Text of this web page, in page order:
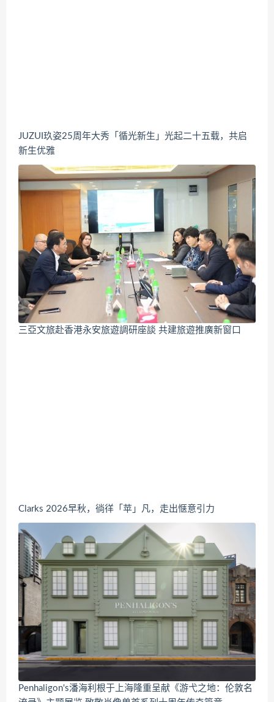
JUZUI玖姿25周年大秀「循光新生」光起二十五载，共启
新生优雅
三亞文旅赴香港永安旅遊調研座談 共建旅遊推廣新窗口
Clarks 2026早秋，徜徉「苹」凡，走出惬意引力
Penhaligon's潘海利根于上海隆重呈献《游弋之地：伦敦名